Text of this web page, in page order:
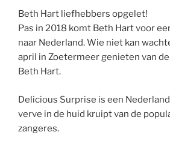
Beth Hart liefhebbers opgelet!
Pas in 2018 komt Beth Hart voor
naar Nederland. Wie niet kan
april in Zoetermeer genieten van
Beth Hart.
Delicious Surprise is een
verve in de huid kruipt van de
zangeres.